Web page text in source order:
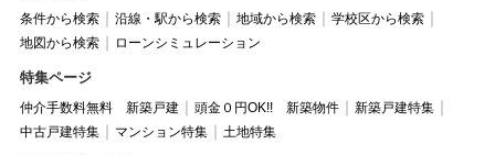
条件から検索 沿線・駅から検索 地域から検索
学校区から検索
地図から検索
ローンシミュレーション
特集ページ
仲介手数料無料 新築戸建 頭金０円OK!! 新築物件
新築戸建特集
中古戸建特集
マンション特集 土地特集